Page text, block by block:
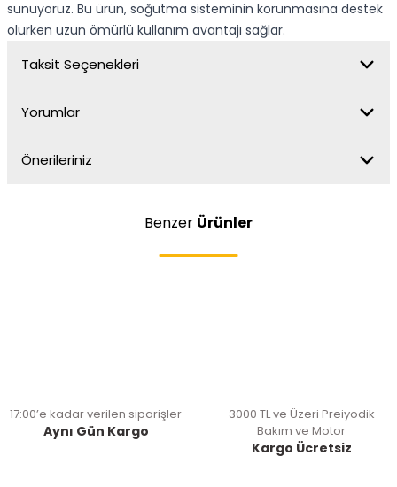
sunuyoruz. Bu ürün, soğutma sisteminin korunmasına destek
olurken uzun ömürlü kullanım avantajı sağlar.
Taksit Seçenekleri
Yorumlar
Önerileriniz
Benzer Ürünler
17:00’e kadar verilen siparişler
Aynı Gün Kargo
3000 TL ve Üzeri Preiyodik
Bakım ve Motor
Kargo Ücretsiz